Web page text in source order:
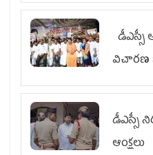
డీఎస్సీ
విచారణ
డీఎస్సీ
ఆంక్షలు